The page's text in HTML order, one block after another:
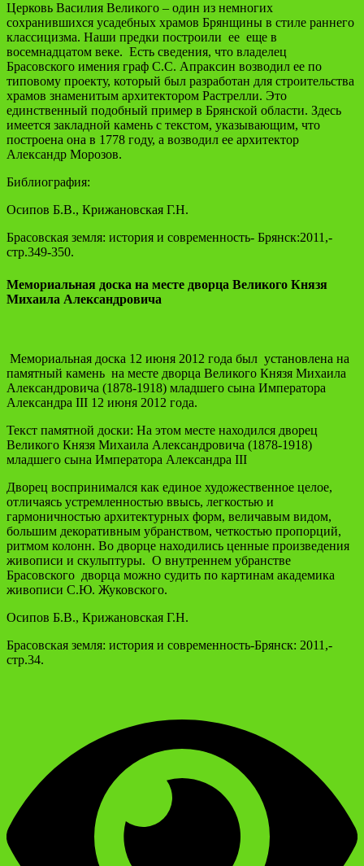
Церковь Василия Великого – один из немногих
сохранившихся усадебных храмов Брянщины в стиле раннего
классицизма. Наши предки построили ее еще в
восемнадцатом веке. Есть сведения, что владелец
Брасовского имения граф С.С. Апраксин возводил ее по
типовому проекту, который был разработан для строительства
храмов знаменитым архитектором Растрелли. Это
единственный подобный пример в Брянской области. Здесь
имеется закладной камень с текстом, указывающим, что
построена она в 1778 году, а возводил ее архитектор
Александр Морозов.
Библиография:
Осипов Б.В., Крижановская Г.Н.
Брасовская земля: история и современность- Брянск:2011,-
стр.349-350.
Мемориальная доска на месте дворца Великого Князя
Михаила Александровича
Мемориальная доска 12 июня 2012 года был установлена на
памятный камень на месте дворца Великого Князя Михаила
Александровича (1878-1918) младшего сына Императора
Александра III 12 июня 2012 года.
Текст памятной доски: На этом месте находился дворец
Великого Князя Михаила Александровича (1878-1918)
младшего сына Императора Александра III
Дворец воспринимался как единое художественное целое,
отличаясь устремленностью ввысь, легкостью и
гармоничностью архитектурных форм, величавым видом,
большим декоративным убранством, четкостью пропорций,
ритмом колонн. Во дворце находились ценные произведения
живописи и скульптуры. О внутреннем убранстве
Брасовского дворца можно судить по картинам академика
живописи С.Ю. Жуковского.
Осипов Б.В., Крижановская Г.Н.
Брасовская земля: история и современность-Брянск: 2011,-
стр.34.